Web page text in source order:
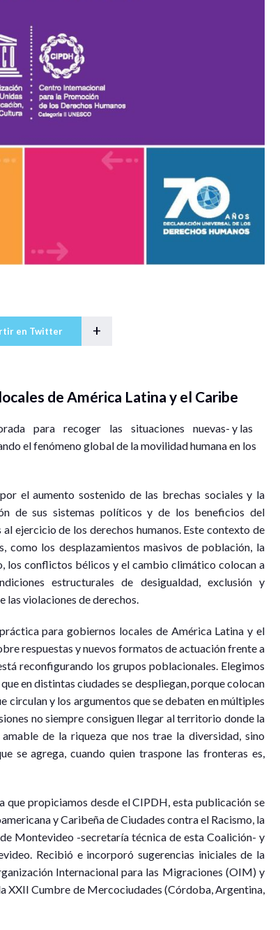
en Twitter +
de América Latina y el Caribe
para recoger las situaciones nuevas- y las
el fenómeno global de la movilidad humana en los
el aumento sostenido de las brechas sociales y la
de sus sistemas políticos y de los beneficios del
ejercicio de los derechos humanos. Este contexto de
como los desplazamientos masivos de población, la
los conflictos bélicos y el cambio climático colocan a
estructurales de desigualdad, exclusión y
violaciones de derechos.
para gobiernos locales de América Latina y el
respuestas y nuevos formatos de actuación frente a
reconfigurando los grupos poblacionales. Elegimos
en distintas ciudades se despliegan, porque colocan
circulan y los argumentos que se debaten en múltiples
no siempre consiguen llegar al territorio donde la
de la riqueza que nos trae la diversidad, sino
se agrega, cuando quien traspone las fronteras es,
que propiciamos desde el CIPDH, esta publicación se
y Caribeña de Ciudades contra el Racismo, la
Montevideo -secretaría técnica de esta Coalición- y
Recibió e incorporó sugerencias iniciales de la
Internacional para las Migraciones (OIM) y
XXII Cumbre de Mercociudades (Córdoba, Argentina,